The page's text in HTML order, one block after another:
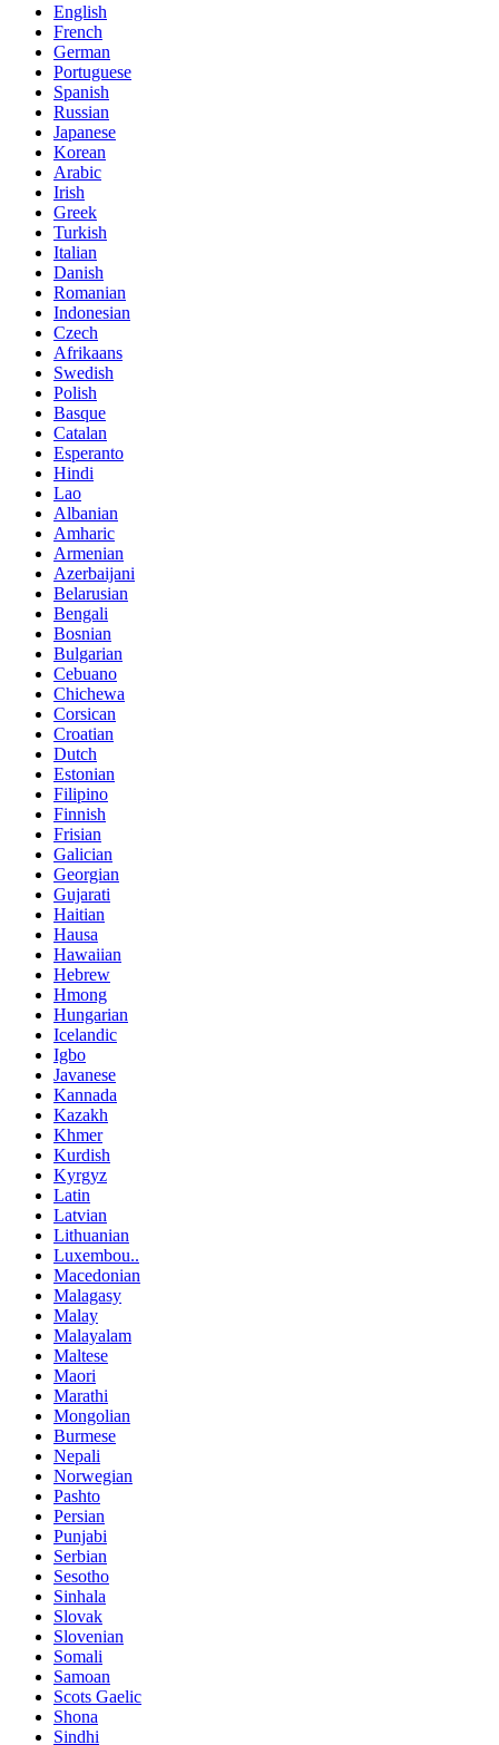
English
French
German
Portuguese
Spanish
Russian
Japanese
Korean
Arabic
Irish
Greek
Turkish
Italian
Danish
Romanian
Indonesian
Czech
Afrikaans
Swedish
Polish
Basque
Catalan
Esperanto
Hindi
Lao
Albanian
Amharic
Armenian
Azerbaijani
Belarusian
Bengali
Bosnian
Bulgarian
Cebuano
Chichewa
Corsican
Croatian
Dutch
Estonian
Filipino
Finnish
Frisian
Galician
Georgian
Gujarati
Haitian
Hausa
Hawaiian
Hebrew
Hmong
Hungarian
Icelandic
Igbo
Javanese
Kannada
Kazakh
Khmer
Kurdish
Kyrgyz
Latin
Latvian
Lithuanian
Luxembou..
Macedonian
Malagasy
Malay
Malayalam
Maltese
Maori
Marathi
Mongolian
Burmese
Nepali
Norwegian
Pashto
Persian
Punjabi
Serbian
Sesotho
Sinhala
Slovak
Slovenian
Somali
Samoan
Scots Gaelic
Shona
Sindhi